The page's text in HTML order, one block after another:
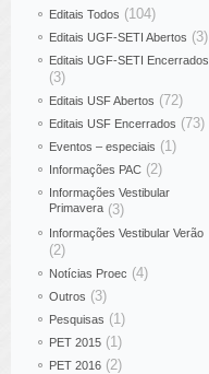
Editais Todos (104)
Editais UGF-SETI Abertos (3)
Editais UGF-SETI Encerrados
(3)
Editais USF Abertos (72)
Editais USF Encerrados (73)
Eventos – especiais (1)
Informações PAC (2)
Informações Vestibular
Primavera (3)
Informações Vestibular Verão
(2)
Notícias Proec (4)
Outros (3)
Pesquisas (1)
PET 2015 (1)
PET 2016 (2)